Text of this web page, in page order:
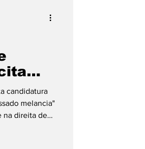
candidatura
melancia"
na direita de